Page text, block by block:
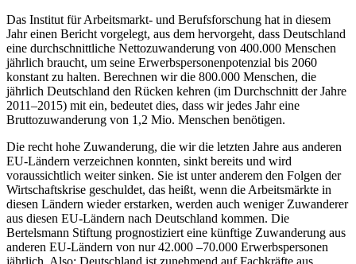
Das Institut für Arbeitsmarkt- und Berufsforschung hat in diesem
Jahr einen Bericht vorgelegt, aus dem hervorgeht, dass Deutschland
eine durchschnittliche Nettozuwanderung von 400.000 Menschen
jährlich braucht, um seine Erwerbspersonenpotenzial bis 2060
konstant zu halten. Berechnen wir die 800.000 Menschen, die
jährlich Deutschland den Rücken kehren (im Durchschnitt der Jahre
2011–2015) mit ein, bedeutet dies, dass wir jedes Jahr eine
Bruttozuwanderung von 1,2 Mio. Menschen benötigen.
Die recht hohe Zuwanderung, die wir die letzten Jahre aus anderen
EU-Ländern verzeichnen konnten, sinkt bereits und wird
voraussichtlich weiter sinken. Sie ist unter anderem den Folgen der
Wirtschaftskrise geschuldet, das heißt, wenn die Arbeitsmärkte in
diesen Ländern wieder erstarken, werden auch weniger Zuwanderer
aus diesen EU-Ländern nach Deutschland kommen. Die
Bertelsmann Stiftung prognostiziert eine künftige Zuwanderung aus
anderen EU-Ländern von nur 42.000 –70.000 Erwerbspersonen
jährlich. Also: Deutschland ist zunehmend auf Fachkräfte aus